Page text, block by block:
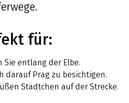
für:
Sie entlang der Elbe.
darauf Prag zu besichtigen.
Städtchen auf der Strecke.